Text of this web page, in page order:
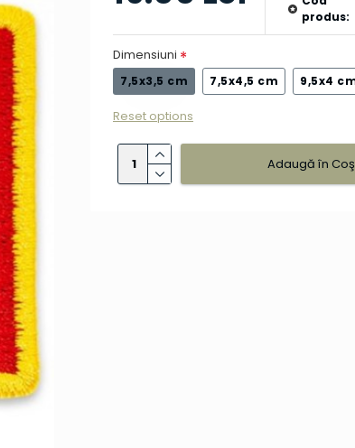
produs:
Dimensiuni
7,5x3,5 cm 7,5x4,5 cm 9,5x4
Reset options
Adaugă în Coş